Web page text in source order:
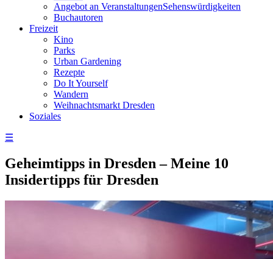
Angebot an VeranstaltungenSehenswürdigkeiten
Buchautoren
Freizeit
Kino
Parks
Urban Gardening
Rezepte
Do It Yourself
Wandern
Weihnachtsmarkt Dresden
Soziales
☰
Geheimtipps in Dresden – Meine 10
Insidertipps für Dresden